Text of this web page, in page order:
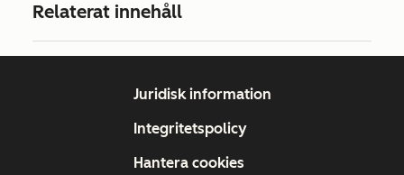
Relaterat innehåll
Juridisk information
Integritetspolicy
Hantera cookies